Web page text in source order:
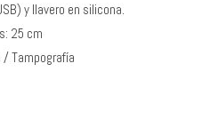
y llavero en silicona.
25 cm
/ Tampografía